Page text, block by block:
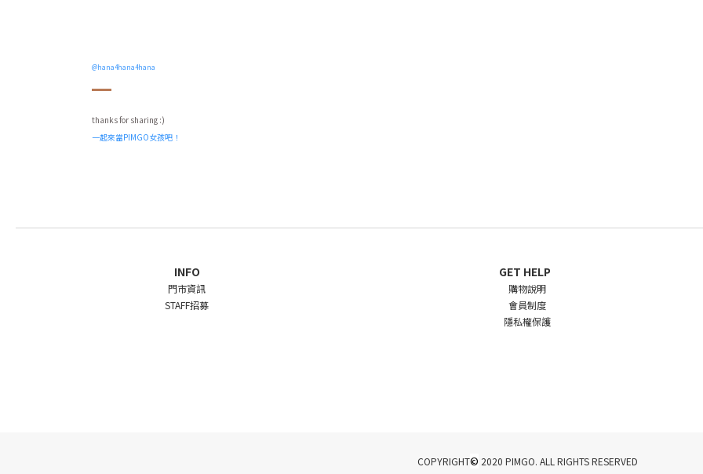
@hana4hana4hana
thanks for sharing :)
一起來當PIMGO女孩吧！
INFO
門市資訊
STAFF招募
GET HELP
購物說明
會員制度
隱私權保護
COPYRIGHT© 2020 PIMGO. ALL RIGHTS RESERVED